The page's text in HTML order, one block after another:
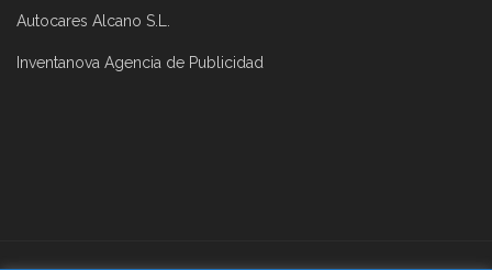
Autocares Alcano S.L.
Inventanova Agencia de Publicidad